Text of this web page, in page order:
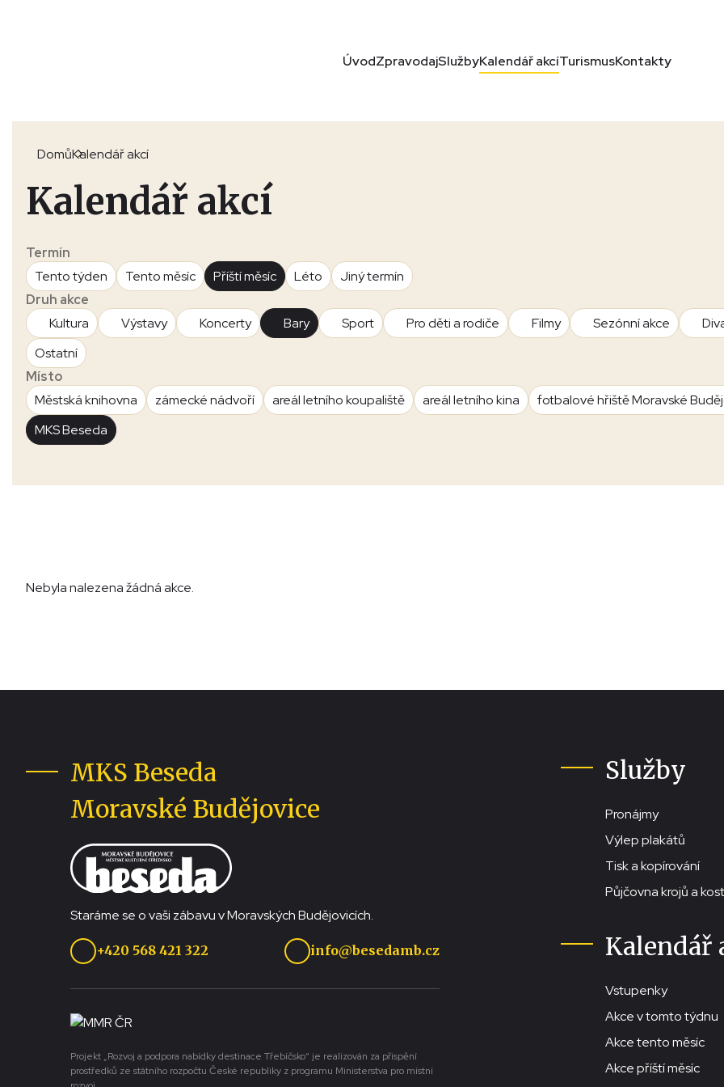
ÚvodZpravodajSlužbyKalendář akcíTurismusKontakty
DomůKalendář akcí
Kalendář akcí
Termín
Tento týden
Tento měsíc Příští měsíc Léto
Jiný termín
Druh akce
Kultura
Výstavy Koncerty Bary Sport Pro děti a rodiče Filmy Sezónní akce
Ostatní
Místo
Městská knihovna
zámecké nádvoří areál letního koupaliště areál letního kina
fotbalové hřiště Moravské
MKS Beseda
Nebyla nalezena žádná akce.
MKS Beseda
Moravské Budějovice
Staráme se o vaši zábavu v Moravských Budějovicích.
+420 568 421 322 info@besedamb.cz
Projekt „Rozvoj a podpora nabídky destinace Třebíčsko“ je realizován za přispění
prostředků ze státního rozpočtu České republiky z programu Ministerstva pro místní
Služby
Pronájmy
Výlep plakátů
Tisk a kopírování
Půjčovna krojů a
Kalendář
Vstupenky
Akce v tomto týdnu
Akce tento měsíc
Akce příští měsíc